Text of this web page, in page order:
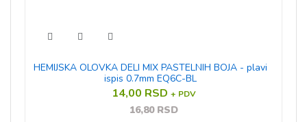
HEMIJSKA OLOVKA DELI MIX PASTELNIH BOJA - plavi
ispis 0.7mm EQ6C-BL
14,00 RSD + PDV
16,80 RSD